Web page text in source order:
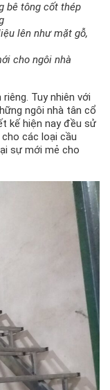
bê tông cốt thép
lên như mặt gỗ,
cho ngôi nhà
Tuy nhiên với
ngôi nhà tân cổ
kế hiện nay đều sử
các loại cầu
sự mới mẻ cho